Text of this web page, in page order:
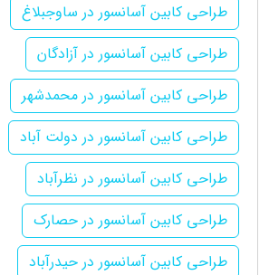
طراحی کابین آسانسور در ساوجبلاغ
طراحی کابین آسانسور در آزادگان
طراحی کابین آسانسور در محمدشهر
طراحی کابین آسانسور در دولت آباد
طراحی کابین آسانسور در نظرآباد
طراحی کابین آسانسور در حصارک
طراحی کابین آسانسور در حیدرآباد